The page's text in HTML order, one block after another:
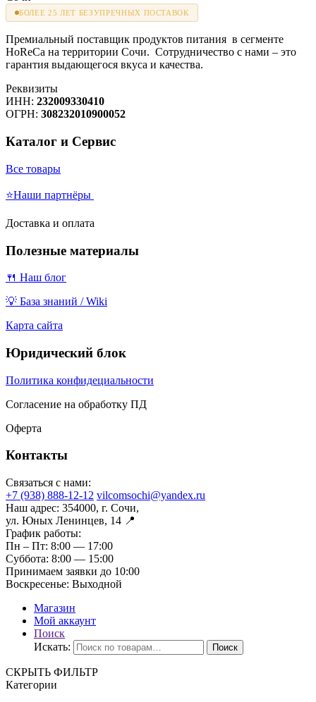
БОЛЕЕ 25 ЛЕТ БЕЗУПРЕЧНЫХ ПОСТАВОК
Премиальный поставщик продуктов питания в сегменте
HoReCa на территории Сочи. Сотрудничество с нами – это
гарантия выдающегося вкуса и качества.
Реквизиты
ИНН: 232009330410
ОГРН: 308232010900052
Каталог и Сервис
Все товары
⭐Наши партнёры
Доставка и оплата
Полезные материалы
🍴 Наш блог
💡 База знаний / Wiki
Карта сайта
Юридический блок
Политика конфидециальности
Согласение на обработку ПД
Оферта
Контакты
Связаться с нами:
+7 (938) 888-12-12 vilcomsochi@yandex.ru
Наш адрес: 354000, г. Сочи,
ул. Юных Ленинцев, 14 📍
График работы:
Пн – Пт: 8:00 — 17:00
Суббота: 8:00 — 15:00
Принимаем заявки до 10:00
Воскресенье: Выходной
Магазин
Мой аккаунт
Поиск
Искать:
Поиск
СКРЫТЬ ФИЛЬТР
Категории